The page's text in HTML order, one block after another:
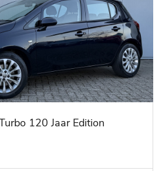
120 Jaar Edition